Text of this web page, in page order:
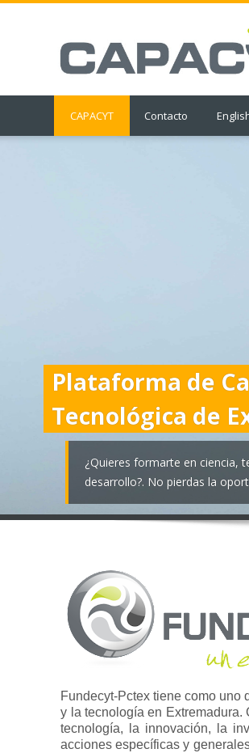
CAPACYT Contacto
Plataforma de
Tecnológica de
¿Quieres formarte en ciencia,
desarrollo?. No pierdas la
Fundecyt-Pctex tiene como uno
y la tecnología en Extremadura.
tecnología, la innovación, la
acciones específicas y